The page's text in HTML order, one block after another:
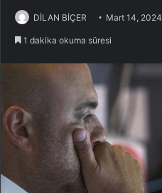
DİLAN BİÇER Mart 14, 2024
1 dakika okuma süresi